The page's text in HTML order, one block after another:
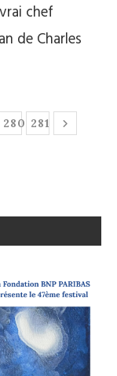
chef
de Charles
280 281